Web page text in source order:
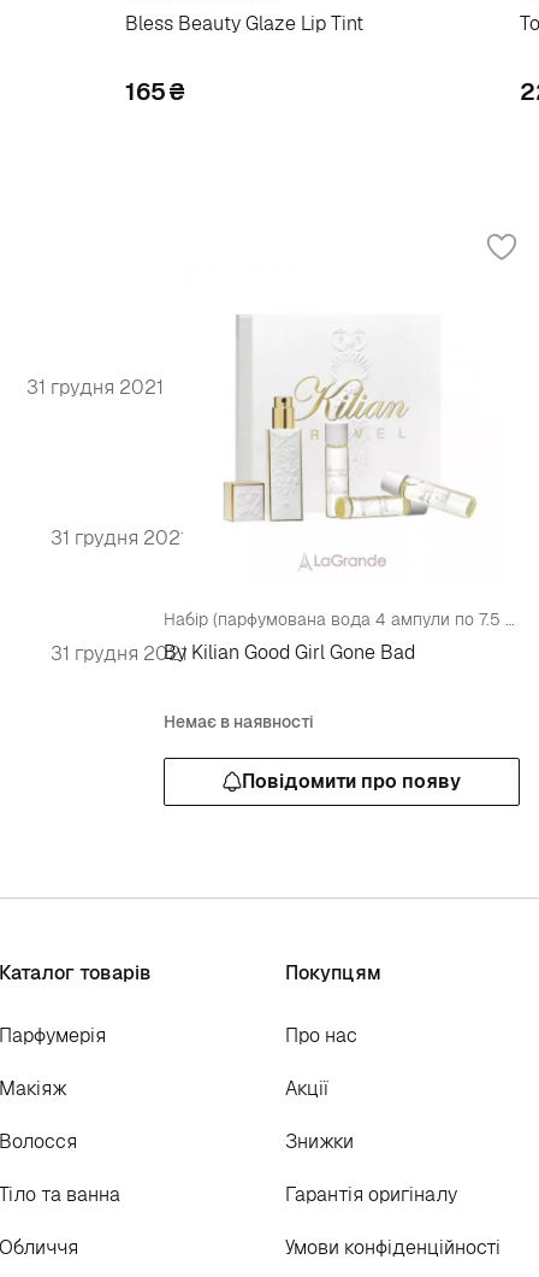
Bless Beauty Glaze Lip Tint
165₴
31 грудня 2021
31 грудня 2021
31 грудня 2021
Набір (парфумована вода 4 ампули по 7.5 мл)
By Kilian Good Girl Gone Bad
Немає в наявності
Повідомити про появу
Каталог товарів
Парфумерія
Макіяж
Волосся
Тіло та ванна
Обличчя
Покупцям
Про нас
Акції
Знижки
Гарантія оригіналу
Умови конфіденційності